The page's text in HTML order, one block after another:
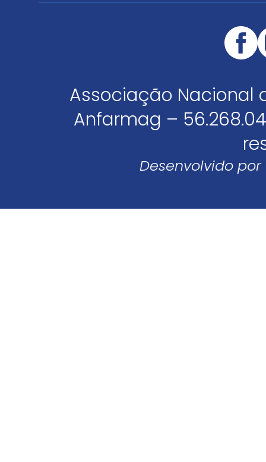
Associação Nacional
Anfarmag –
Desenvolvido por